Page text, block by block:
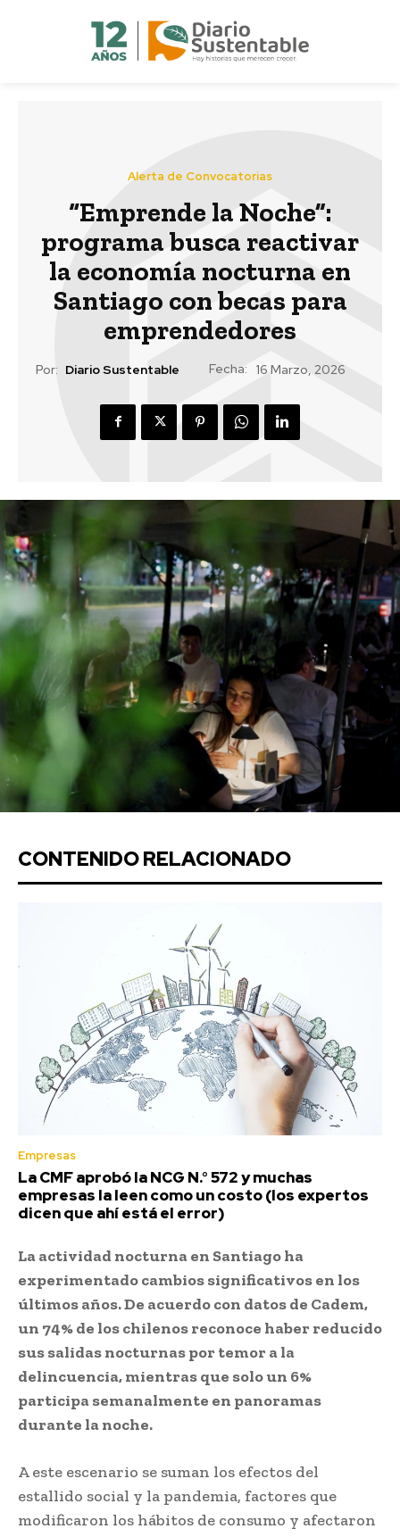
Alerta de Convocatorias
“Emprende la Noche”:
programa busca reactivar
la economía nocturna en
Santiago con becas para
emprendedores
Por: Diario Sustentable Fecha: 16 Marzo, 2026
CONTENIDO RELACIONADO
Empresas
La CMF aprobó la NCG N.° 572 y muchas
empresas la leen como un costo (los expertos
dicen que ahí está el error)
La actividad nocturna en Santiago ha
experimentado cambios significativos en los
últimos años. De acuerdo con datos de Cadem,
un 74% de los chilenos reconoce haber reducido
sus salidas nocturnas por temor a la
delincuencia, mientras que solo un 6%
participa semanalmente en panoramas
durante la noche.
A este escenario se suman los efectos del
estallido social y la pandemia, factores que
modificaron los hábitos de consumo y afectaron